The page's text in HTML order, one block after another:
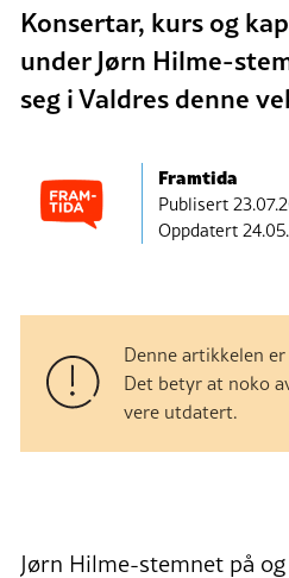
Konsertar, kurs og
under Jørn Hilme-
seg i Valdres denne
Framtida
Publisert
Oppdatert
Denne artikkelen
Det betyr at noko
vere utdatert.
Jørn Hilme-stemnet på